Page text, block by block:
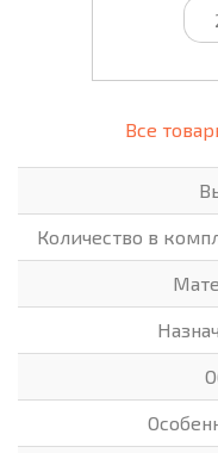
Все
Количество в